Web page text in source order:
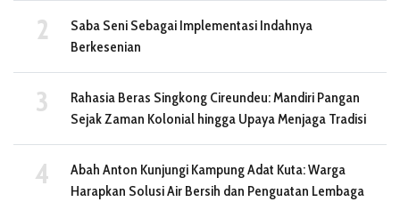
Saba Seni Sebagai Implementasi Indahnya
Berkesenian
Rahasia Beras Singkong Cireundeu: Mandiri Pangan
Sejak Zaman Kolonial hingga Upaya Menjaga Tradisi
Abah Anton Kunjungi Kampung Adat Kuta: Warga
Harapkan Solusi Air Bersih dan Penguatan Lembaga